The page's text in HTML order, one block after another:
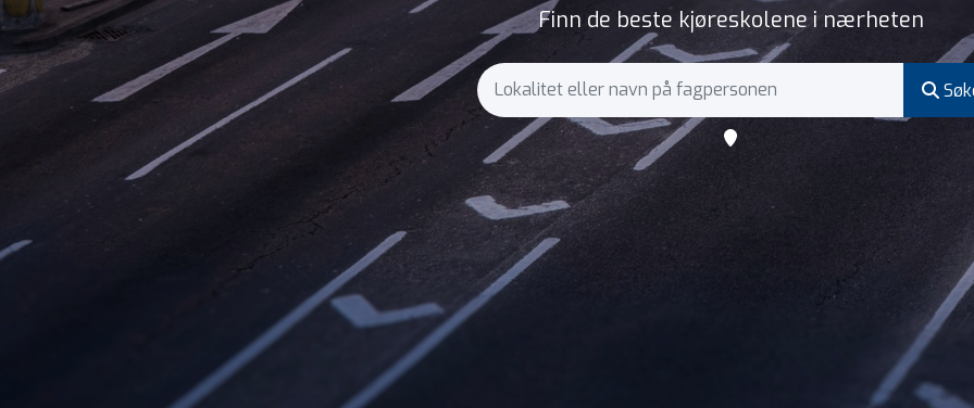
Finn de beste kjøreskolene i nærheten